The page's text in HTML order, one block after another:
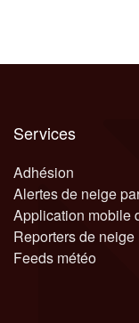
Services
Adhésion
Alertes de neige
Application mobile
Reporters de neige
Feeds météo